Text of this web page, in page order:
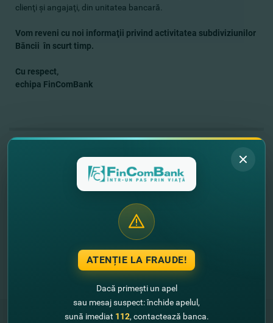
clienţi şi angajaţi, din unitatea bancară.
Vom reveni cu noi informaţii privind activitatea subdiviziunilor
Băncii în scurt timp.
Cu respect,
echipa FinComBank
ATENȚIE LA FRAUDE!
Dacă primești un apel
sau mesaj suspect: închide apelul,
sună imediat 112, contactează banca.